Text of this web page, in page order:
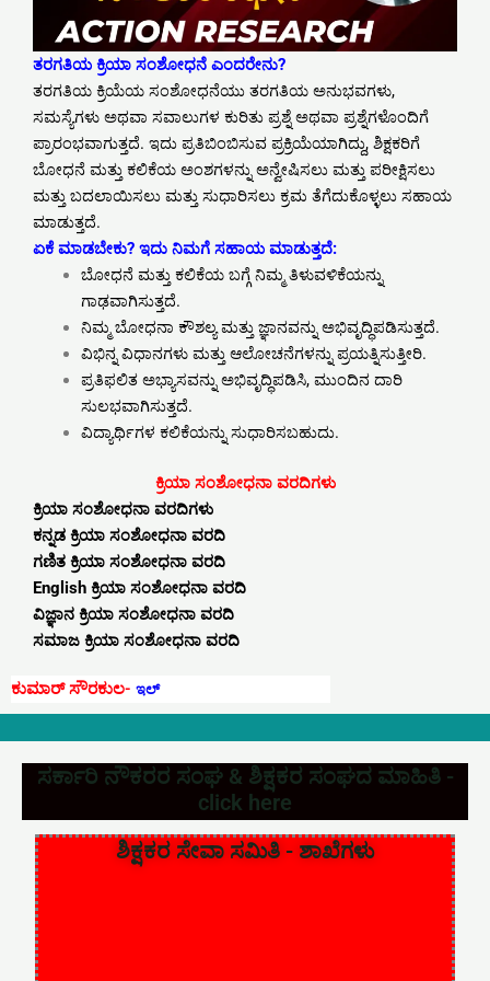
ತರಗತಿಯ ಕ್ರಿಯಾ ಸಂಶೋಧನೆ ಎಂದರೇನು?
ತರಗತಿಯ ಕ್ರಿಯೆಯ ಸಂಶೋಧನೆಯು ತರಗತಿಯ ಅನುಭವಗಳು,
ಸಮಸ್ಯೆಗಳು ಅಥವಾ ಸವಾಲುಗಳ ಕುರಿತು ಪ್ರಶ್ನೆ ಅಥವಾ ಪ್ರಶ್ನೆಗಳೊಂದಿಗೆ
ಪ್ರಾರಂಭವಾಗುತ್ತದೆ. ಇದು ಪ್ರತಿಬಿಂಬಿಸುವ ಪ್ರಕ್ರಿಯೆಯಾಗಿದ್ದು, ಶಿಕ್ಷಕರಿಗೆ
ಬೋಧನೆ ಮತ್ತು ಕಲಿಕೆಯ ಅಂಶಗಳನ್ನು ಅನ್ವೇಷಿಸಲು ಮತ್ತು ಪರೀಕ್ಷಿಸಲು
ಮತ್ತು ಬದಲಾಯಿಸಲು ಮತ್ತು ಸುಧಾರಿಸಲು ಕ್ರಮ ತೆಗೆದುಕೊಳ್ಳಲು ಸಹಾಯ
ಮಾಡುತ್ತದೆ.
ಏಕೆ ಮಾಡಬೇಕು? ಇದು ನಿಮಗೆ ಸಹಾಯ ಮಾಡುತ್ತದೆ:
ಬೋಧನೆ ಮತ್ತು ಕಲಿಕೆಯ ಬಗ್ಗೆ ನಿಮ್ಮ ತಿಳುವಳಿಕೆಯನ್ನು
ಗಾಢವಾಗಿಸುತ್ತದೆ.
ನಿಮ್ಮ ಬೋಧನಾ ಕೌಶಲ್ಯ ಮತ್ತು ಜ್ಞಾನವನ್ನು ಅಭಿವೃದ್ಧಿಪಡಿಸುತ್ತದೆ.
ವಿಭಿನ್ನ ವಿಧಾನಗಳು ಮತ್ತು ಆಲೋಚನೆಗಳನ್ನು ಪ್ರಯತ್ನಿಸುತ್ತೀರಿ.
ಪ್ರತಿಫಲಿತ ಅಭ್ಯಾಸವನ್ನು ಅಭಿವೃದ್ಧಿಪಡಿಸಿ, ಮುಂದಿನ ದಾರಿ
ಸುಲಭವಾಗಿಸುತ್ತದೆ.
ವಿದ್ಯಾರ್ಥಿಗಳ ಕಲಿಕೆಯನ್ನು ಸುಧಾರಿಸಬಹುದು.
ಕ್ರಿಯಾ ಸಂಶೋಧನಾ ವರದಿಗಳು
ಕ್ರಿಯಾ ಸಂಶೋಧನಾ ವರದಿಗಳು
ಕನ್ನಡ ಕ್ರಿಯಾ ಸಂಶೋಧನಾ ವರದಿ
ಗಣಿತ ಕ್ರಿಯಾ ಸಂಶೋಧನಾ ವರದಿ
English ಕ್ರಿಯಾ ಸಂಶೋಧನಾ ವರದಿ
ವಿಜ್ಞಾನ ಕ್ರಿಯಾ ಸಂಶೋಧನಾ ವರದಿ
ಸಮಾಜ ಕ್ರಿಯಾ ಸಂಶೋಧನಾ ವರದಿ
ಕುಮಾರ್‌ ಸೌರಕುಲ- ಇಲ್ಲಿನ ಶೈಕ್ಷಣ
ಸರ್ಕಾರಿ ನೌಕರರ ಸಂಘ & ಶಿಕ್ಷಕರ ಸಂಘದ ಮಾಹಿತಿ -
click here
ಶಿಕ್ಷಕರ ಸೇವಾ ಸಮಿತಿ - ಶಾಖೆಗಳು